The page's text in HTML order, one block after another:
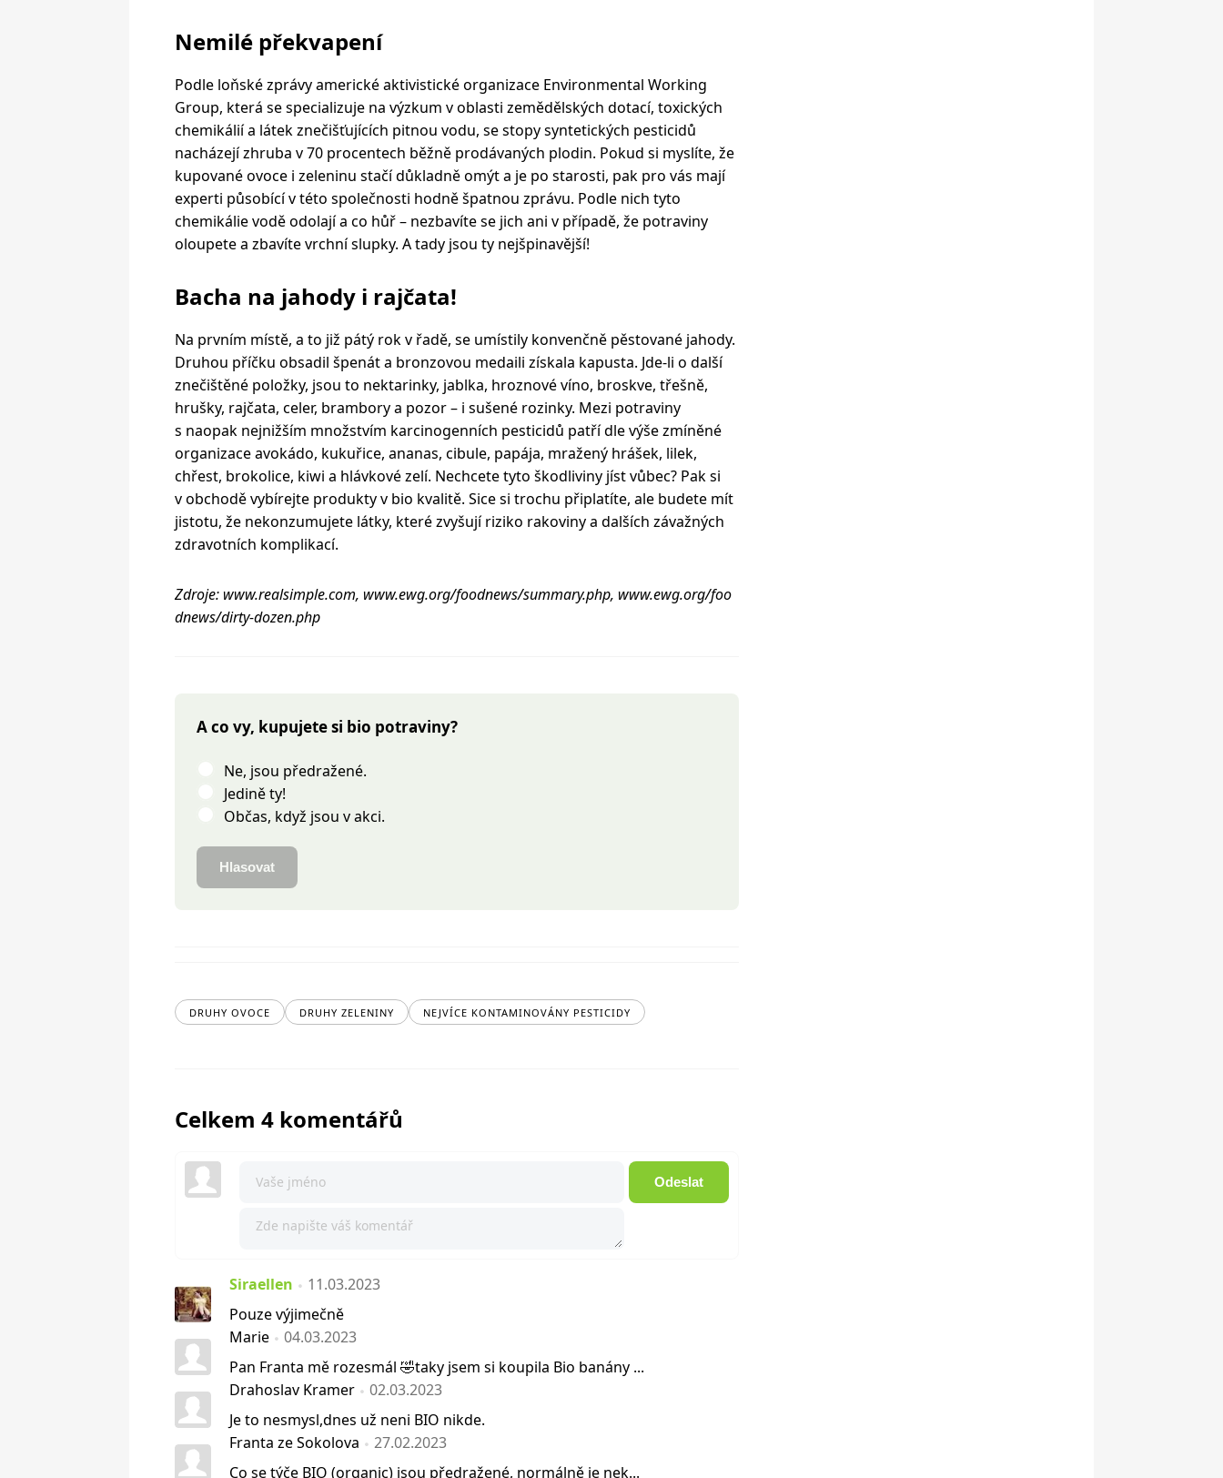
Nemilé překvapení
Podle loňské zprávy americké aktivistické organizace Environmental Working
Group, která se specializuje na výzkum v oblasti zemědělských dotací, toxických
chemikálií a látek znečišťujících pitnou vodu, se stopy syntetických pesticidů
nacházejí zhruba v 70 procentech běžně prodávaných plodin. Pokud si myslíte, že
kupované ovoce i zeleninu stačí důkladně omýt a je po starosti, pak pro vás mají
experti působící v této společnosti hodně špatnou zprávu. Podle nich tyto
chemikálie vodě odolají a co hůř – nezbavíte se jich ani v případě, že potraviny
oloupete a zbavíte vrchní slupky. A tady jsou ty nejšpinavější!
Bacha na jahody i rajčata!
Na prvním místě, a to již pátý rok v řadě, se umístily konvenčně pěstované jahody.
Druhou příčku obsadil špenát a bronzovou medaili získala kapusta. Jde-li o další
znečištěné položky, jsou to nektarinky, jablka, hroznové víno, broskve, třešně,
hrušky, rajčata, celer, brambory a pozor – i sušené rozinky. Mezi potraviny
s naopak nejnižším množstvím karcinogenních pesticidů patří dle výše zmíněné
organizace avokádo, kukuřice, ananas, cibule, papája, mražený hrášek, lilek,
chřest, brokolice, kiwi a hlávkové zelí. Nechcete tyto škodliviny jíst vůbec? Pak si
v obchodě vybírejte produkty v bio kvalitě. Sice si trochu připlatíte, ale budete mít
jistotu, že nekonzumujete látky, které zvyšují riziko rakoviny a dalších závažných
zdravotních komplikací.
Zdroje: www.realsimple.com, www.ewg.org/foodnews/summary.php, www.ewg.org/foo
dnews/dirty-dozen.php
A co vy, kupujete si bio potraviny?
Ne, jsou předražené.
Jedině ty!
Občas, když jsou v akci.
Hlasovat
DRUHY OVOCE DRUHY ZELENINY NEJVÍCE KONTAMINOVÁNY PESTICIDY
Celkem 4 komentářů
Odeslat
Siraellen
11.03.2023
Pouze výjimečně
Marie
04.03.2023
Pan Franta mě rozesmál 🤣taky jsem si koupila Bio banány ...
Drahoslav Kramer
02.03.2023
Je to nesmysl,dnes už neni BIO nikde.
Franta ze Sokolova
27.02.2023
Co se týče BIO (organic) jsou předražené, normálně je nek...